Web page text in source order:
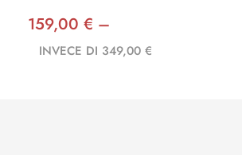
159,00 € –
INVECE DI 349,00 €